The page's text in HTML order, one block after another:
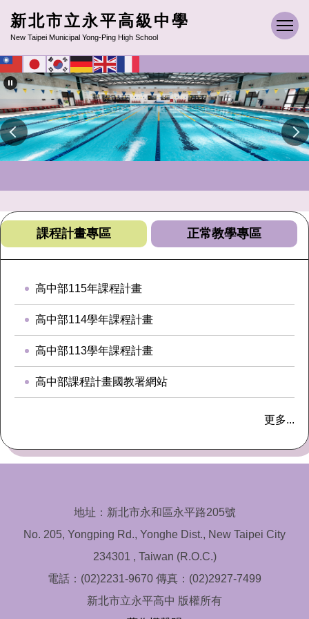
跳
到
主
要
內
容
區
新北市立永平高級中學
New Taipei Municipal Yong-Ping High School
課程計畫專區 正常教學專區
高中部115年課程計畫
高中部114學年課程計畫
高中部113學年課程計畫
高中部課程計畫國教署網站
更多...
地址：新北市永和區永平路205號
No. 205, Yongping Rd., Yonghe Dist., New Taipei City
234301 , Taiwan (R.O.C.)
電話：(02)2231-9670 傳真：(02)2927-7499
新北市立永平高中 版權所有